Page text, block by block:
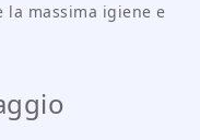
massima igiene e